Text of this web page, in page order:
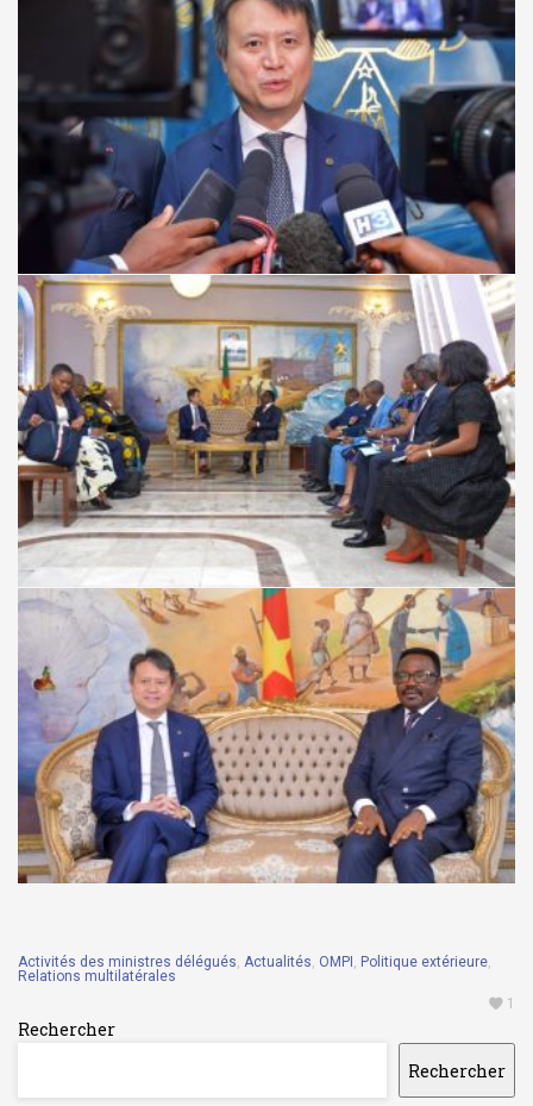
Activités des ministres délégués, Actualités, OMPI , Politique extérieure,
Relations multilatérales
1
Rechercher
Rechercher